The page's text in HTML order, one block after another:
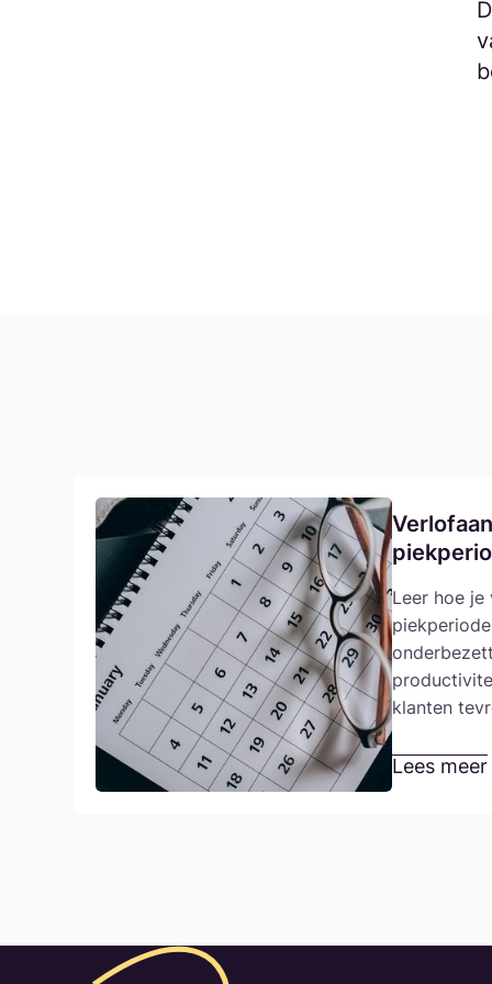
Leer hoe
klanten
Lees meer